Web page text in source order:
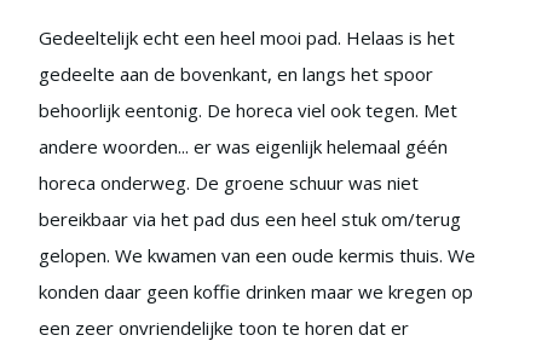
Gedeeltelijk echt een heel mooi pad. Helaas is het
gedeelte aan de bovenkant, en langs het spoor
behoorlijk eentonig. De horeca viel ook tegen. Met
andere woorden... er was eigenlijk helemaal géén
horeca onderweg. De groene schuur was niet
bereikbaar via het pad dus een heel stuk om/terug
gelopen. We kwamen van een oude kermis thuis. We
konden daar geen koffie drinken maar we kregen op
een zeer onvriendelijke toon te horen dat er